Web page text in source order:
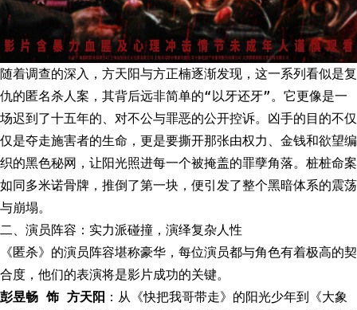
随着调查的深入，方天阳与方正楠逐渐发现，这一系列看似是复
仇的匿名杀人案，其背后远非简单的“以牙还牙”。它更像是一
场迟到了十五年的、对不公与罪恶的公开控诉。凶手的目的不仅
仅是夺走施害者的生命，更是要撕开那张由权力、金钱和欲望编
织的黑色秘网，让阳光照进每一个被掩盖的罪孽角落。桩桩命案
如同多米诺骨牌，推倒了第一块，便引发了整个黑暗体系的震荡
与崩塌。
二、演员阵容：实力派碰撞，演绎复杂人性
《匿杀》的演员阵容堪称豪华，每位演员都与角色有着极高的契
合度，他们的表演将是影片成功的关键。
彭昱畅 饰 方天阳 ：从《快把我哥带走》的阳光少年到《大象